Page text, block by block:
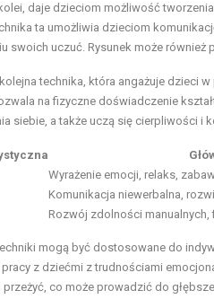
daje dzieciom możliwość
ta umożliwia dzieciom
swoich uczuć. Rysunek może
technika, która angażuje dzieci
na fizyczne doświadczenie
siebie, a także uczą się cierpliwości i
Wyrażenie emocji, relaks,
Komunikacja niewerbalna,
Rozwój zdolności
mogą być dostosowane do
z dziećmi z trudnościami
przeżyć, co może prowadzić do